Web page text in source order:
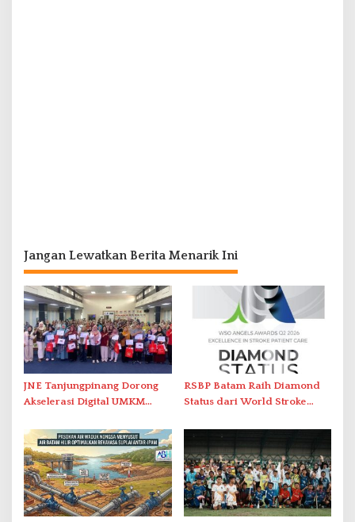
Jangan Lewatkan Berita Menarik Ini
JNE Tanjungpinang Dorong
Akselerasi Digital UMKM
2026
RSBP Batam Raih Diamond
Status dari World Stroke
Penanganan Stroke
Berstandar Internasional